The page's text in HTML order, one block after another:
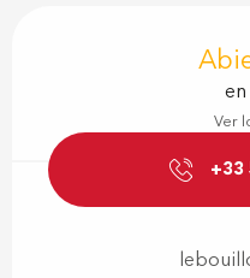
Ver
+33